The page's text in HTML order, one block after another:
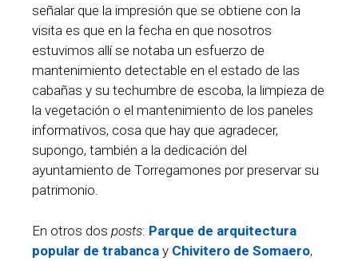
señalar que la impresión que se obtiene con la
visita es que en la fecha en que nosotros
estuvimos allí se notaba un esfuerzo de
mantenimiento detectable en el estado de las
cabañas y su techumbre de escoba, la limpieza de
la vegetación o el mantenimiento de los paneles
informativos, cosa que hay que agradecer,
supongo, también a la dedicación del
ayuntamiento de Torregamones por preservar su
patrimonio.
En otros dos posts: Parque de arquitectura
popular de trabanca y Chivitero de Somaero,